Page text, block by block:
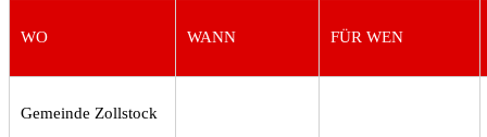
WO WANN FÜR WEN
Gemeinde Zollstock